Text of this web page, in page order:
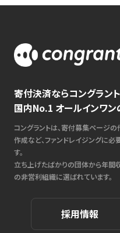
寄付決済ならコングラント
国内No.1 オールインワン
コングラントは、寄付募集ページの
作成など、ファンドレイジングに
す。
立ち上げたばかりの団体から年間
の非営利組織に選ばれています。
採用情報